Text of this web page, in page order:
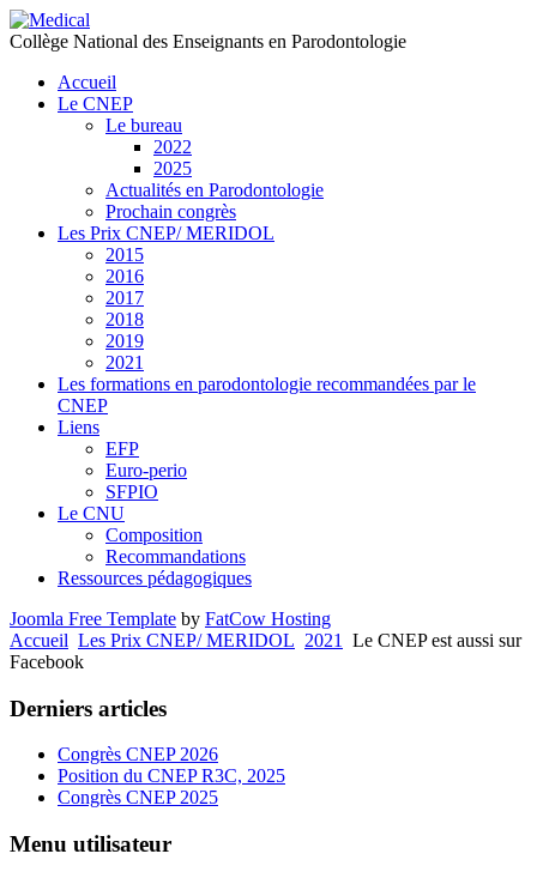
Collège National des Enseignants en Parodontologie
Accueil
Le CNEP
Le bureau
2022
2025
Actualités en Parodontologie
Prochain congrès
Les Prix CNEP/ MERIDOL
2015
2016
2017
2018
2019
2021
Les formations en parodontologie recommandées par le
CNEP
Liens
EFP
Euro-perio
SFPIO
Le CNU
Composition
Recommandations
Ressources pédagogiques
Joomla Free Template by FatCow Hosting
Accueil Les Prix CNEP/ MERIDOL 2021
Le CNEP est aussi sur
Facebook
Derniers articles
Congrès CNEP 2026
Position du CNEP R3C, 2025
Congrès CNEP 2025
Menu utilisateur
précédente
précédent
suivante
suivant